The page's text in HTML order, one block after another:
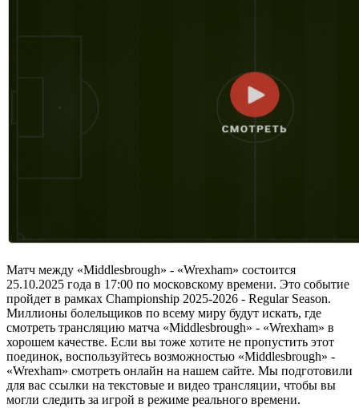
Матч между «Middlesbrough» - «Wrexham» состоится
25.10.2025 года в 17:00 по московскому времени. Это событие
пройдет в рамках Championship 2025-2026 - Regular Season.
Миллионы болельщиков по всему миру будут искать, где
смотреть трансляцию матча «Middlesbrough» - «Wrexham» в
хорошем качестве. Если вы тоже хотите не пропустить этот
поединок, воспользуйтесь возможностью «Middlesbrough» -
«Wrexham» смотреть онлайн на нашем сайте. Мы подготовили
для вас ссылки на текстовые и видео трансляции, чтобы вы
могли следить за игрой в режиме реального времени.